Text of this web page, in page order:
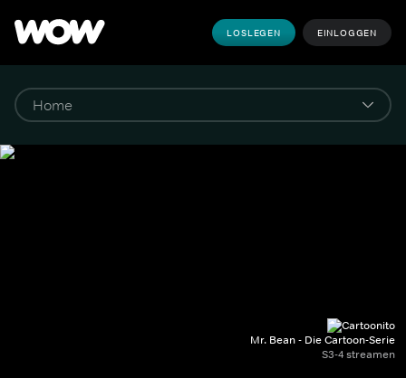
LOSLEGEN EINLOGGEN
Mr. Bean - Die Cartoon-Serie
S3-4 streamen